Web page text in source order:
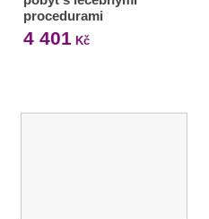
procedurami
4 401 Kč